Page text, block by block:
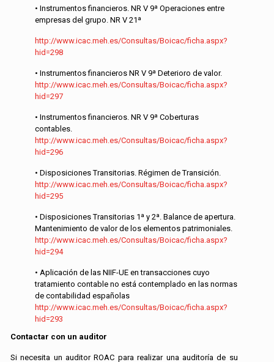
• Instrumentos financieros. NR V 9ª Operaciones entre
empresas del grupo. NR V 21ª
http://www.icac.meh.es/Consultas/Boicac/ficha.aspx?
hid=298
• Instrumentos financieros NR V 9ª Deterioro de valor.
http://www.icac.meh.es/Consultas/Boicac/ficha.aspx?
hid=297
• Instrumentos financieros. NR V 9ª Coberturas
contables.
http://www.icac.meh.es/Consultas/Boicac/ficha.aspx?
hid=296
• Disposiciones Transitorias. Régimen de Transición.
http://www.icac.meh.es/Consultas/Boicac/ficha.aspx?
hid=295
• Disposiciones Transitorias 1ª y 2ª. Balance de apertura.
Mantenimiento de valor de los elementos patrimoniales.
http://www.icac.meh.es/Consultas/Boicac/ficha.aspx?
hid=294
• Aplicación de las NIIF-UE en transacciones cuyo
tratamiento contable no está contemplado en las normas
de contabilidad españolas
http://www.icac.meh.es/Consultas/Boicac/ficha.aspx?
hid=293
Contactar con un auditor
Si necesita un auditor ROAC para realizar una auditoría de su